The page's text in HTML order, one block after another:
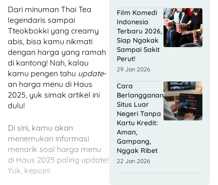
Dari minuman Thai Tea
legendaris sampai
Tteokbokki yang creamy
abis, bisa kamu nikmati
dengan harga yang ramah
di kantong! Nah, kalau
kamu pengen tahu update-
an harga menu di Haus
2025, yuk simak artikel ini
dulu!
Di sini, kamu akan
menemukan informasi
menarik soal harga menu
di Haus 2025 paling update!
Yuk, kepoin!
Film Komedi
Indonesia
Terbaru 2026,
Siap Ngakak
Sampai Sakit
Perut!
29 Jan 2026
Cara
Berlangganan
Situs Luar
Negeri Tanpa
Kartu Kredit:
Aman,
Gampang,
Nggak Ribet
22 Jan 2026